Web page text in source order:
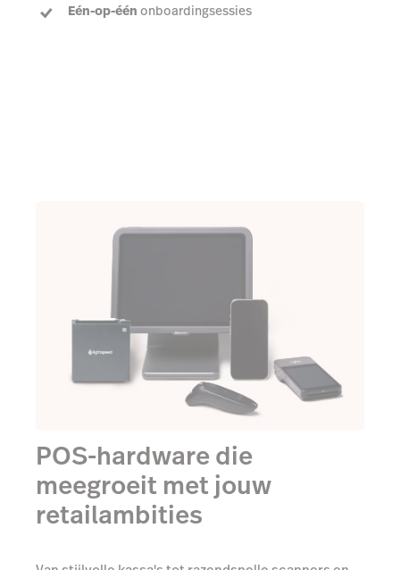
Eén-op-één onboardingsessies
POS-hardware die
meegroeit met jouw
retailambities